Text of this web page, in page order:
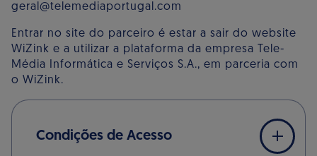
geral@telemediaportugal.com
Entrar no site do parceiro é estar a sair do website
WiZink e a utilizar a plataforma da empresa Tele-
Média Informática e Serviços S.A., em parceria com
o WiZink.
Condições de Acesso